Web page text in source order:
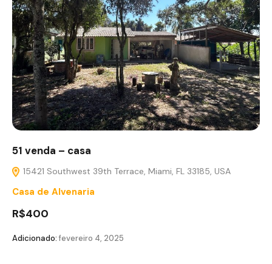
51 venda – casa
15421 Southwest 39th Terrace, Miami, FL 33185, USA
Casa de Alvenaria
R$400
Adicionado:fevereiro 4, 2025